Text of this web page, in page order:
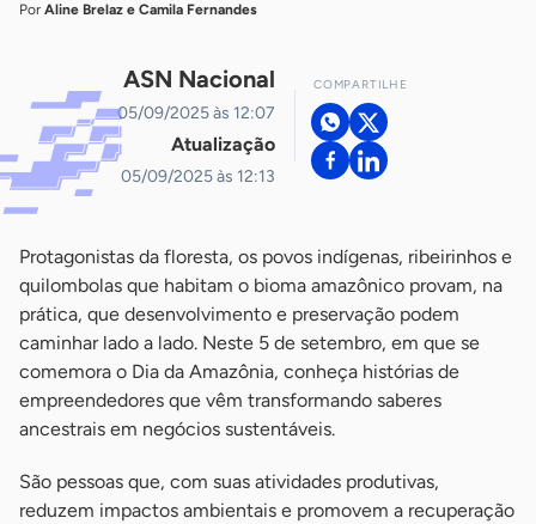
Por Aline Brelaz e Camila Fernandes
ASN Nacional
05/09/2025 às 12:07
Atualização
05/09/2025 às 12:13
COMPARTILHE
Protagonistas da floresta, os povos indígenas, ribeirinhos e
quilombolas que habitam o bioma amazônico provam, na
prática, que desenvolvimento e preservação podem
caminhar lado a lado. Neste 5 de setembro, em que se
comemora o Dia da Amazônia, conheça histórias de
empreendedores que vêm transformando saberes
ancestrais em negócios sustentáveis.
São pessoas que, com suas atividades produtivas,
reduzem impactos ambientais e promovem a recuperação